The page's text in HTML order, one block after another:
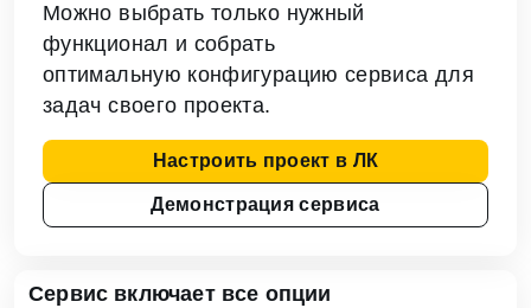
Можно выбрать только нужный
функционал и собрать
оптимальную конфигурацию сервиса для
задач своего проекта.
Настроить проект в ЛК
Демонстрация сервиса
Сервис включает все опции